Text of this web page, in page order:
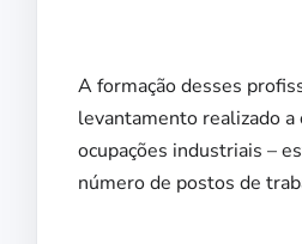
A formação desses
levantamento realizado a
ocupações industriais –
número de postos de